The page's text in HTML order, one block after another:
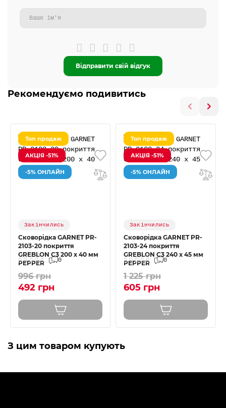
Відправити свій відгук
Рекомендуємо подивитись
Топ продаж
АКЦІЯ -51%
-5% ОНЛАЙН
Закінчились
Сковорідка GARNET PR-
2103-20 покриття
GREBLON C3 200 x 40 мм
PEPPER
0
996 грн
492 грн
Топ продаж
АКЦІЯ -51%
-5% ОНЛАЙН
Закінчились
Сковорідка GARNET PR-
2103-24 покриття
GREBLON C3 240 x 45 мм
PEPPER
0
1 225 грн
605 грн
З цим товаром купують